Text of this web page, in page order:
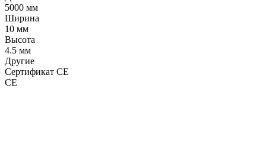
5000 мм
Ширина
10 мм
Высота
4.5 мм
Другие
Сертификат CE
CE